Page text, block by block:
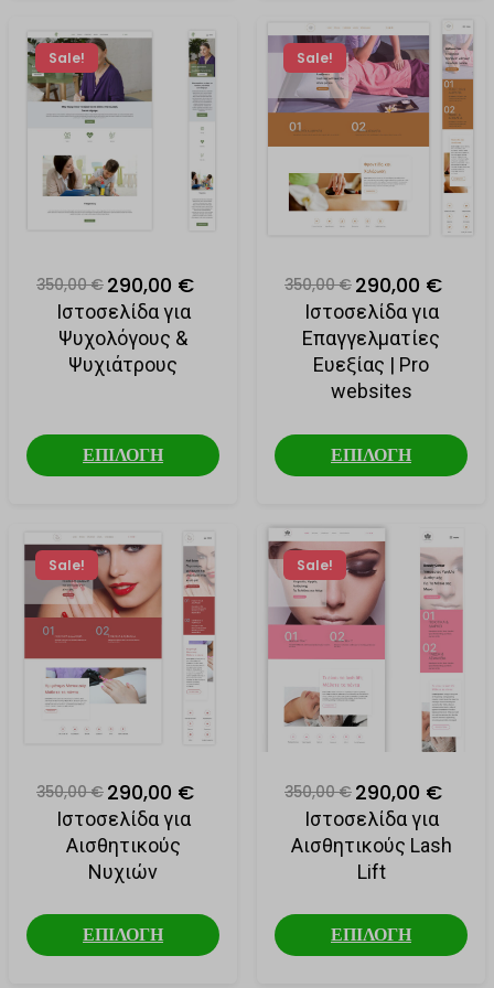
Sale!
350,00 € 290,00 €
Ιστοσελίδα για
Ψυχολόγους &
Ψυχιάτρους
ΕΠΙΛΟΓΗ
Sale!
350,00 € 290,00 €
Ιστοσελίδα για
Επαγγελματίες
Ευεξίας | Pro
websites
ΕΠΙΛΟΓΗ
Sale!
350,00 € 290,00 €
Ιστοσελίδα για
Αισθητικούς
Νυχιών
ΕΠΙΛΟΓΗ
Sale!
350,00 € 290,00 €
Ιστοσελίδα για
Αισθητικούς Lash
Lift
ΕΠΙΛΟΓΗ